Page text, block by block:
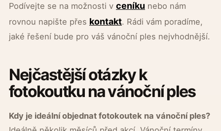
Podívejte se na možnosti v ceníku nebo nám
rovnou napište přes kontakt. Rádi vám poradíme,
jaké řešení bude pro váš vánoční ples nejvhodnější.
Nejčastější otázky k
fotokoutku na vánoční ples
Kdy je ideální objednat fotokoutek na vánoční ples?